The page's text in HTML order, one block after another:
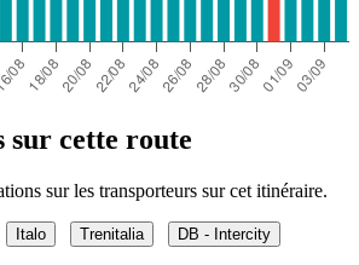
sur cette route
sur les transporteurs sur cet itinéraire.
Italo Trenitalia DB - Intercity